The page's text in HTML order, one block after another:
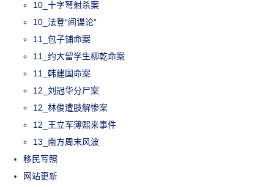
10_十字弩射杀案
10_法登“间谍论”
11_包子铺命案
11_约大留学生柳乾命案
11_韩建国命案
12_刘冠华分尸案
12_林俊遭肢解惨案
12_王立军薄熙来事件
13_南方周末风波
移民写照
网站更新